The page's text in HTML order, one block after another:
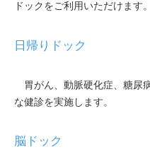
ドックをご利用いただけます。
日帰りドック
胃がん、動脈硬化症、糖尿
な健診を実施します。
脳ドック